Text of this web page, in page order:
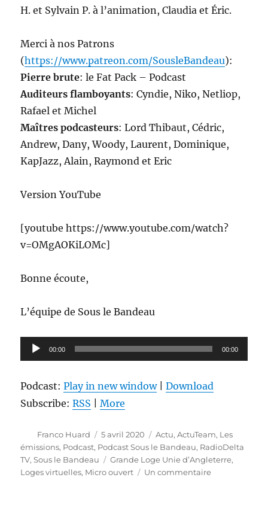
H. et Sylvain P. à l’animation, Claudia et Éric.
Merci à nos Patrons
(https://www.patreon.com/SousleBandeau):
Pierre brute: le Fat Pack – Podcast
Auditeurs flamboyants: Cyndie, Niko, Netliop,
Rafael et Michel
Maîtres podcasteurs: Lord Thibaut, Cédric,
Andrew, Dany, Woody, Laurent, Dominique,
KapJazz, Alain, Raymond et Eric
Version YouTube
[youtube https://www.youtube.com/watch?
v=OMgAOKiLOMc]
Bonne écoute,
L’équipe de Sous le Bandeau
Lecteur
audio
00:00 00:00
Podcast:Play in new window|Download
Subscribe:RSS |More
Auteur
Franco Huard
Publié
le
5 avril 2020 Catégories
Actu,ActuTeam, Les
émissions, Podcast, Podcast Sous le Bandeau, RadioDelta
TV,Sous le Bandeau Étiquettes
Grande Loge Unie d’Angleterre,
Loges virtuelles, Micro ouvert Un commentairesur